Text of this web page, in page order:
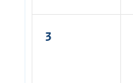
3